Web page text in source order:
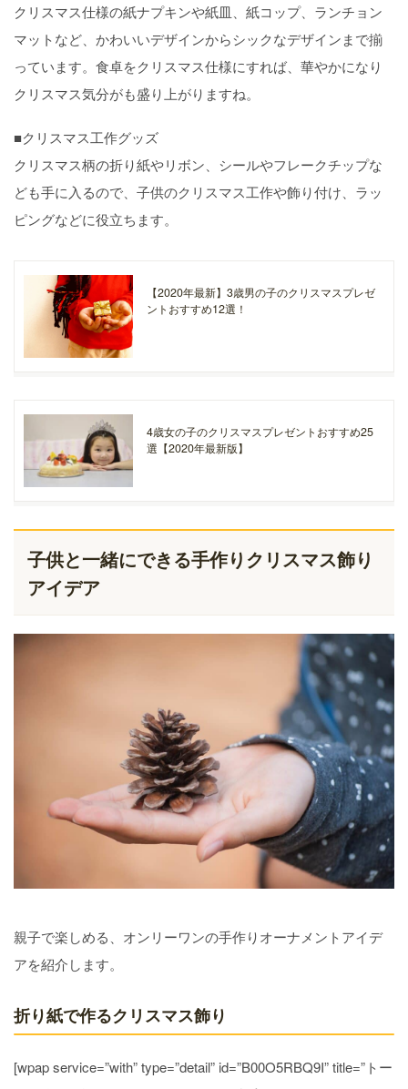
クリスマス仕様の紙ナプキンや紙皿、紙コップ、ランチョン
マットなど、かわいいデザインからシックなデザインまで揃
っています。食卓をクリスマス仕様にすれば、華やかになり
クリスマス気分がも盛り上がりますね。
■クリスマス工作グッズ
クリスマス柄の折り紙やリボン、シールやフレークチップな
ども手に入るので、子供のクリスマス工作や飾り付け、ラッ
ピングなどに役立ちます。
【2020年最新】3歳男の子のクリスマスプレゼ
ントおすすめ12選！
4歳女の子のクリスマスプレゼントおすすめ25
選【2020年最新版】
子供と一緒にできる手作りクリスマス飾り
アイデア
親子で楽しめる、オンリーワンの手作りオーナメントアイデ
アを紹介します。
折り紙で作るクリスマス飾り
[wpap service=”with” type=”detail” id=”B00O5RBQ9I” title=”トー